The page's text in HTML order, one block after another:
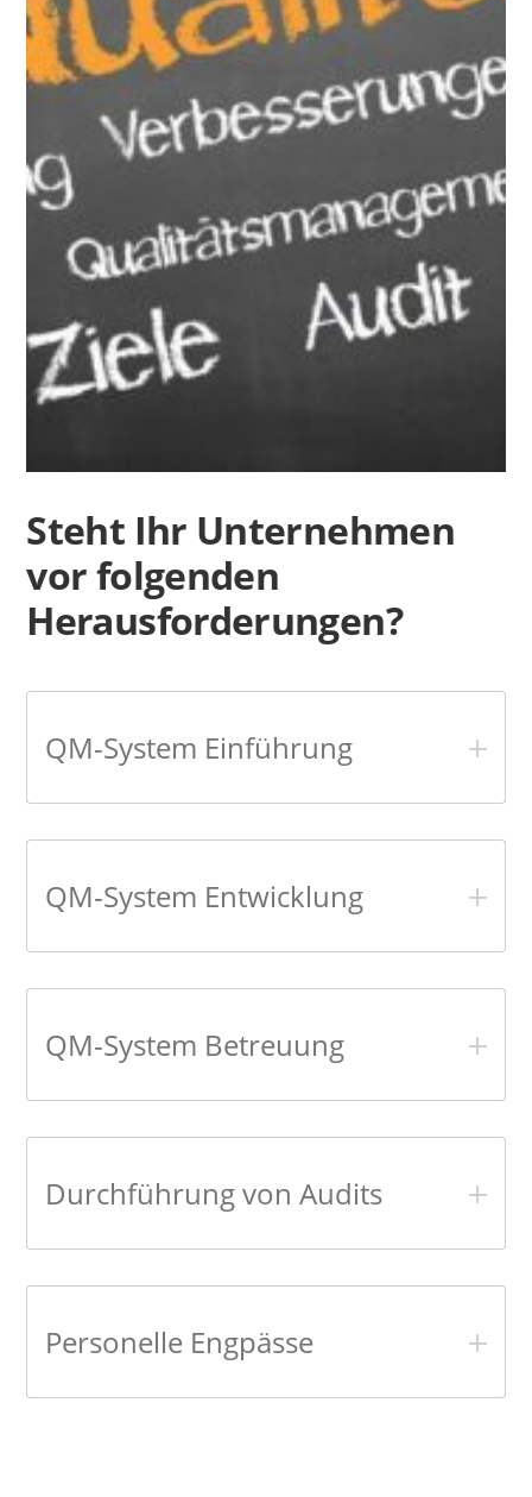
Steht Ihr Unternehmen
vor folgenden
Herausforderungen?
QM-System Einführung
QM-System Entwicklung
QM-System Betreuung
Durchführung von Audits
Personelle Engpässe